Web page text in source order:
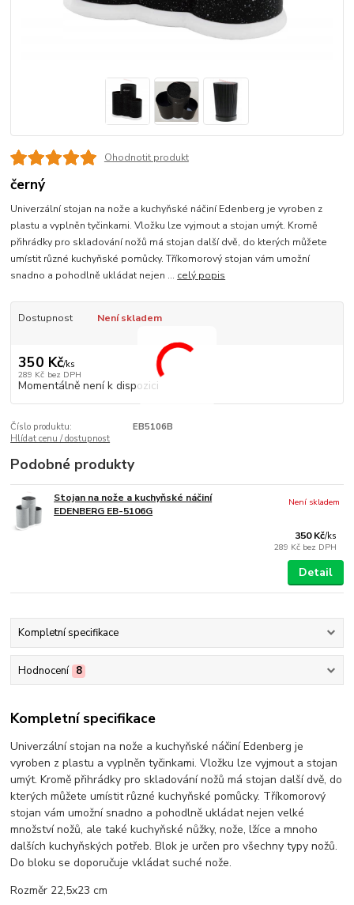
Ohodnotit produkt
černý
Univerzální stojan na nože a kuchyňské náčiní Edenberg je vyroben z
plastu a vyplněn tyčinkami. Vložku lze vyjmout a stojan umýt. Kromě
přihrádky pro skladování nožů má stojan další dvě, do kterých můžete
umístit různé kuchyňské pomůcky. Tříkomorový stojan vám umožní
snadno a pohodlně ukládat nejen ... celý popis
Dostupnost Není skladem
350 Kč/ks
289 Kč bez DPH
Momentálně není k dispozici
Číslo produktu:
EB5106B
Hlídat cenu / dostupnost
Podobné produkty
Stojan na nože a kuchyňské náčiní
EDENBERG EB-5106G
350 Kč/ks
289 Kč bez DPH
Není skladem
Detail
Kompletní specifikace
Hodnocení 8
Kompletní specifikace
Univerzální stojan na nože a kuchyňské náčiní Edenberg je
vyroben z plastu a vyplněn tyčinkami. Vložku lze vyjmout a stojan
umýt. Kromě přihrádky pro skladování nožů má stojan další dvě, do
kterých můžete umístit různé kuchyňské pomůcky. Tříkomorový
stojan vám umožní snadno a pohodlně ukládat nejen velké
množství nožů, ale také kuchyňské nůžky, nože, lžíce a mnoho
dalších kuchyňských potřeb. Blok je určen pro všechny typy nožů.
Do bloku se doporučuje vkládat suché nože.
Rozměr 22,5x23 cm